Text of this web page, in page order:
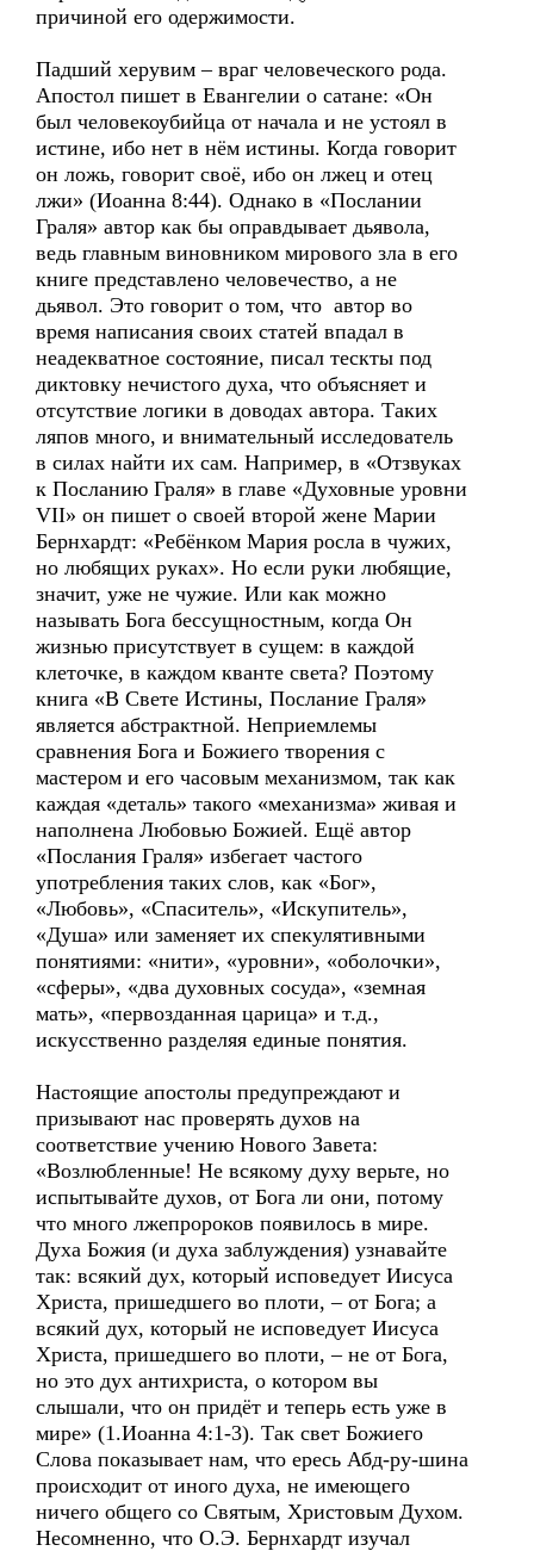
причиной его одержимости.
Падший херувим – враг человеческого рода.
Апостол пишет в Евангелии о сатане: «Он
был человекоубийца от начала и не устоял в
истине, ибо нет в нём истины. Когда говорит
он ложь, говорит своё, ибо он лжец и отец
лжи» (Иоанна 8:44). Однако в «Послании
Граля» автор как бы оправдывает дьявола,
ведь главным виновником мирового зла в его
книге представлено человечество, а не
дьявол. Это говорит о том, что автор во
время написания своих статей впадал в
неадекватное состояние, писал тескты под
диктовку нечистого духа, что объясняет и
отсутствие логики в доводах автора. Таких
ляпов много, и внимательный исследователь
в силах найти их сам. Например, в «Отзвуках
к Посланию Граля» в главе «Духовные уровни
VII» он пишет о своей второй жене Марии
Бернхардт: «Ребёнком Мария росла в чужих,
но любящих руках». Но если руки любящие,
значит, уже не чужие. Или как можно
называть Бога бессущностным, когда Он
жизнью присутствует в сущем: в каждой
клеточке, в каждом кванте света? Поэтому
книга «В Свете Истины, Послание Граля»
является абстрактной. Неприемлемы
сравнения Бога и Божиего творения с
мастером и его часовым механизмом, так как
каждая «деталь» такого «механизма» живая и
наполнена Любовью Божией. Ещё автор
«Послания Граля» избегает частого
употребления таких слов, как «Бог»,
«Любовь», «Спаситель», «Искупитель»,
«Душа» или заменяет их спекулятивными
понятиями: «нити», «уровни», «оболочки»,
«сферы», «два духовных сосуда», «земная
мать», «первозданная царица» и т.д.,
искусственно разделяя единые понятия.
Настоящие апостолы предупреждают и
призывают нас проверять духов на
соответствие учению Нового Завета:
«Возлюбленные! Не всякому духу верьте, но
испытывайте духов, от Бога ли они, потому
что много лжепророков появилось в мире.
Духа Божия (и духа заблуждения) узнавайте
так: всякий дух, который исповедует Иисуса
Христа, пришедшего во плоти, – от Бога; а
всякий дух, который не исповедует Иисуса
Христа, пришедшего во плоти, – не от Бога,
но это дух антихриста, о котором вы
слышали, что он придёт и теперь есть уже в
мире» (1.Иоанна 4:1-3). Так свет Божиего
Слова показывает нам, что ересь Абд-ру-шина
происходит от иного духа, не имеющего
ничего общего со Святым, Христовым Духом.
Несомненно, что О.Э. Бернхардт изучал